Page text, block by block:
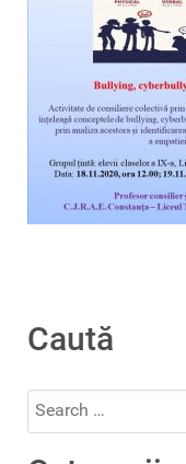
Caută
Search